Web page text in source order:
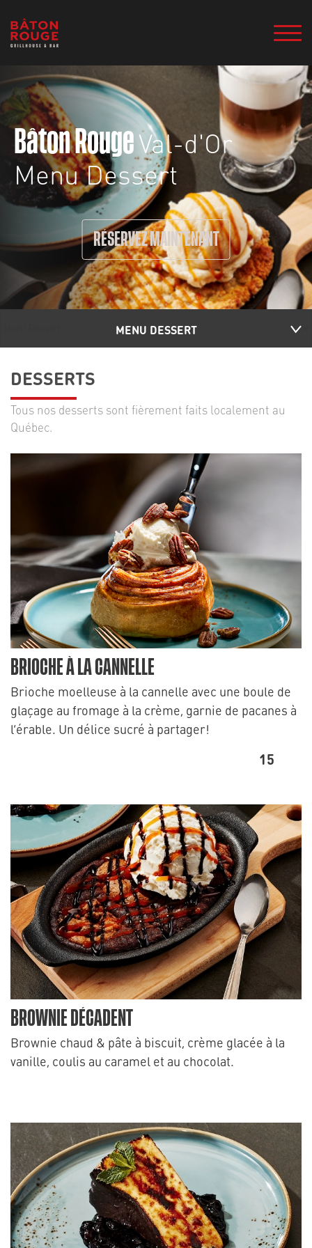
Bâton RougeVal-d'Or
Menu Dessert
RÉSERVEZ MAINTENANT
MENU DESSERT
DESSERTS
Tous nos desserts sont fièrement faits localement au
Québec.
BRIOCHE À LA CANNELLE
Brioche moelleuse à la cannelle avec une boule de
glaçage au fromage à la crème, garnie de pacanes à
l’érable. Un délice sucré à partager!
15
BROWNIE DÉCADENT
Brownie chaud & pâte à biscuit, crème glacée à la
vanille, coulis au caramel et au chocolat.